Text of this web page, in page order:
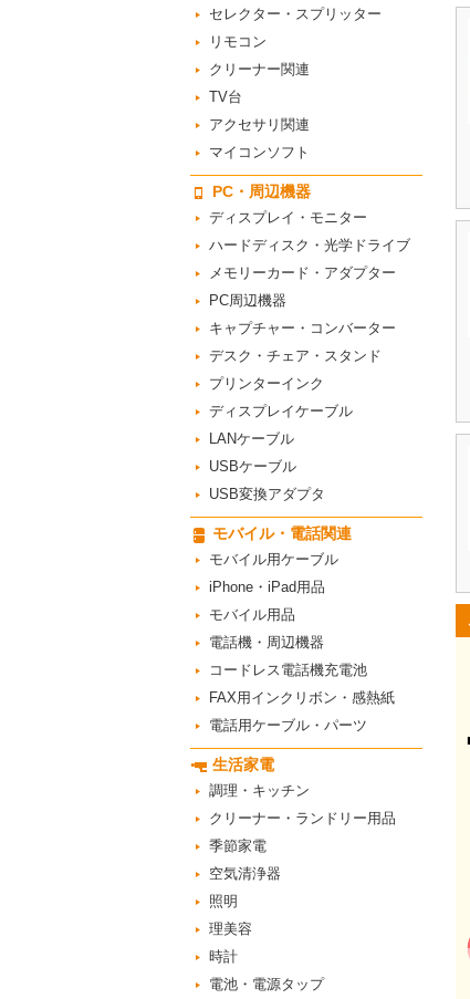
セレクター・スプリッター
リモコン
クリーナー関連
TV台
アクセサリ関連
マイコンソフト
PC・周辺機器
ディスプレイ・モニター
ハードディスク・光学ドライブ
メモリーカード・アダプター
PC周辺機器
キャプチャー・コンバーター
デスク・チェア・スタンド
プリンターインク
ディスプレイケーブル
LANケーブル
USBケーブル
USB変換アダプタ
モバイル・電話関連
モバイル用ケーブル
iPhone・iPad用品
モバイル用品
電話機・周辺機器
コードレス電話機充電池
FAX用インクリボン・感熱紙
電話用ケーブル・パーツ
生活家電
調理・キッチン
クリーナー・ランドリー用品
季節家電
空気清浄器
照明
理美容
時計
電池・電源タップ